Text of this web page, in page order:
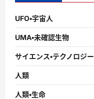
UFO・宇宙人
UMA・未確認生物
サイエンス・テクノロジー
人類
人類・生命